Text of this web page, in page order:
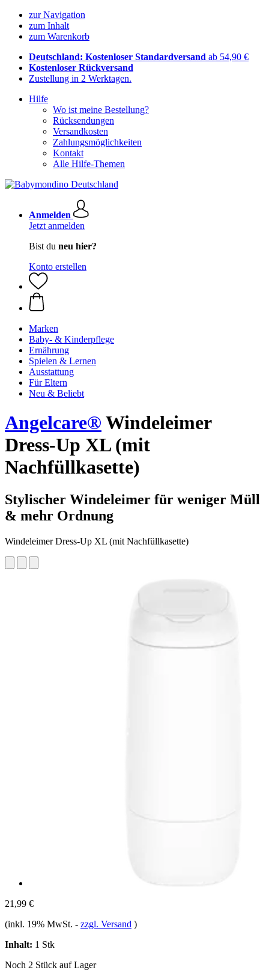
zur Navigation
zum Inhalt
zum Warenkorb
Deutschland: Kostenloser Standardversand ab 54,90 €
Kostenloser Rückversand
Zustellung in 2 Werktagen.
Hilfe
Wo ist meine Bestellung?
Rücksendungen
Versandkosten
Zahlungsmöglichkeiten
Kontakt
Alle Hilfe-Themen
Anmelden
Jetzt anmelden
Bist du neu hier?
Konto erstellen
Marken
Baby- & Kinderpflege
Ernährung
Spielen & Lernen
Ausstattung
Für Eltern
Neu & Beliebt
Angelcare® Windeleimer
Dress-Up XL (mit
Nachfüllkasette)
Stylischer Windeleimer für weniger Müll
& mehr Ordnung
Windeleimer Dress-Up XL (mit Nachfüllkasette)
21,99 €
(inkl. 19% MwSt. - zzgl. Versand )
Inhalt: 1 Stk
Noch 2 Stück auf Lager